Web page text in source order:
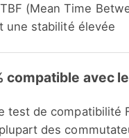
(Mean Time
une stabilité élevée
compatible avec
test de compatibilité
des